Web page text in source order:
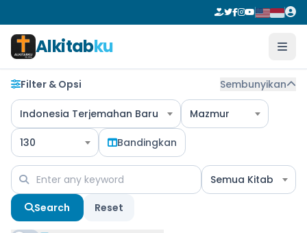
Alkitabku
Filter & Opsi Sembunyikan
Indonesia Terjemahan Baru Mazmur
130 Bandingkan
Semua Kitab
Search Reset